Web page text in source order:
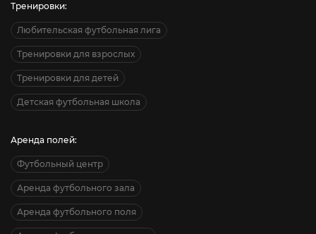
Тренировки:
Любительская футбольная лига
Тренировки для взрослых
Тренировки для детей
Детская футбольная школа
Аренда полей:
Футбольный центр
Аренда футбольного зала
Аренда футбольного поля